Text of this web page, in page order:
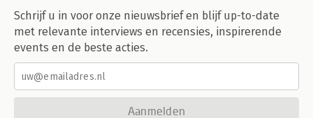
Schrijf u in voor onze nieuwsbrief en blijf up-to-date
met relevante interviews en recensies, inspirerende
events en de beste acties.
Aanmelden